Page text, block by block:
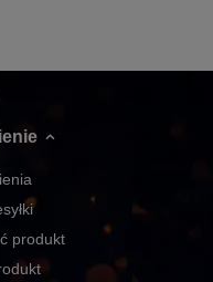
produkt